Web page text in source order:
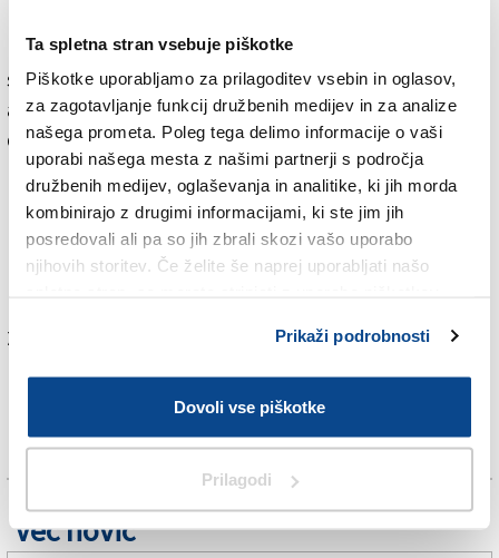
Ta spletna stran vsebuje piškotke
Piškotke uporabljamo za prilagoditev vsebin in oglasov,
za zagotavljanje funkcij družbenih medijev in za analize
našega prometa. Poleg tega delimo informacije o vaši
uporabi našega mesta z našimi partnerji s področja
družbenih medijev, oglaševanja in analitike, ki jih morda
kombinirajo z drugimi informacijami, ki ste jim jih
posredovali ali pa so jih zbrali skozi vašo uporabo
njihovih storitev. Če želite še naprej uporabljati našo
Prikaži podrobnosti
Dovoli vse piškotke
Prilagodi
prihodu v domovino 29. januarja, sta po poročilu s
strani Mednarodne dopinške organizacije Wade
akreditiranega laboratorija v Saibersdorfu vsebovala
darbepoetin.
Za branje in pisanje komentarjevje potrebna prijava
Več novic